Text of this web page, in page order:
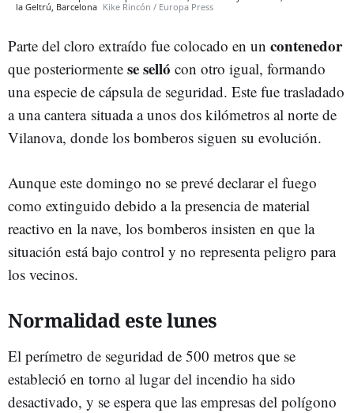
la Geltrú, Barcelona Kike Rincón / Europa Press
Parte del cloro extraído fue colocado en un contenedor
que posteriormente se selló con otro igual, formando
una especie de cápsula de seguridad. Este fue trasladado
a una canterasituada a unos dos kilómetros al norte de
Vilanova, donde los bomberos siguen su evolución.
Aunque este domingo no se prevé declarar el fuego
como extinguido debido a la presencia de material
reactivo en la nave, los bomberos insisten en que la
situación está bajo control y no representa peligro para
los vecinos.
Normalidad este lunes
El perímetro de seguridad de 500 metros que se
estableció en torno al lugar del incendio ha sido
desactivado, y se espera que las empresas del polígono